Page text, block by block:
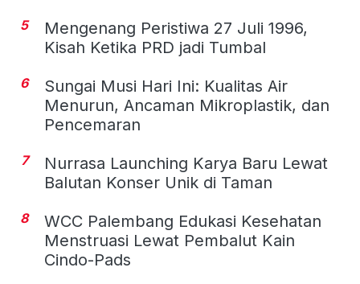
5
Mengenang Peristiwa 27 Juli 1996,
Kisah Ketika PRD jadi Tumbal
6
Sungai Musi Hari Ini: Kualitas Air
Menurun, Ancaman Mikroplastik, dan
Pencemaran
7
Nurrasa Launching Karya Baru Lewat
Balutan Konser Unik di Taman
8
WCC Palembang Edukasi Kesehatan
Menstruasi Lewat Pembalut Kain
Cindo-Pads